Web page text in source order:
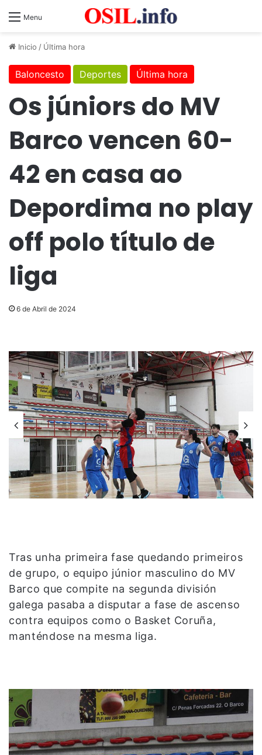
Menu
Inicio / Última hora
Baloncesto Deportes Última hora
Os júniors do MV
Barco vencen 60-
42 en casa ao
Depordima no play
off polo título de
liga
6 de Abril de 2024
Tras unha primeira fase quedando primeiros
de grupo, o equipo júnior masculino do MV
Barco que compite na segunda división
galega pasaba a disputar a fase de ascenso
contra equipos como o Basket Coruña,
manténdose na mesma liga.